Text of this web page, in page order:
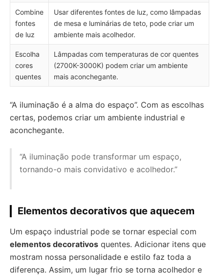
Combine
fontes
de luz
Usar diferentes fontes de luz, como lâmpadas
de mesa e luminárias de teto, pode criar um
ambiente mais acolhedor.
Escolha
cores
quentes
Lâmpadas com temperaturas de cor quentes
(2700K-3000K) podem criar um ambiente
mais aconchegante.
“A iluminação é a alma do espaço”. Com as escolhas
certas, podemos criar um ambiente industrial e
aconchegante.
“A iluminação pode transformar um espaço,
tornando-o mais convidativo e acolhedor.”
Elementos decorativos que aquecem
Um espaço industrial pode se tornar especial com
elementos decorativos quentes. Adicionar itens que
mostram nossa personalidade e estilo faz toda a
diferença. Assim, um lugar frio se torna acolhedor e